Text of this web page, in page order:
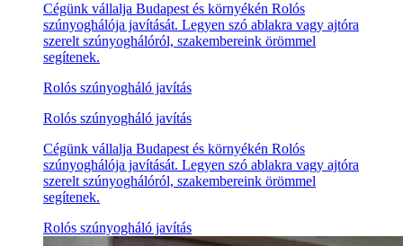
Cégünk vállalja Budapest és környékén Rolós
szúnyoghálója javítását. Legyen szó ablakra vagy ajtóra
szerelt szúnyoghálóról, szakembereink örömmel
segítenek.
Rolós szúnyogháló javítás
Rolós szúnyogháló javítás
Cégünk vállalja Budapest és környékén Rolós
szúnyoghálója javítását. Legyen szó ablakra vagy ajtóra
szerelt szúnyoghálóról, szakembereink örömmel
segítenek.
Rolós szúnyogháló javítás